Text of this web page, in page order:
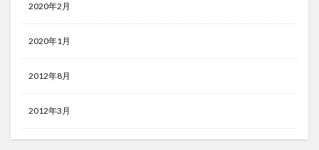
2020年2月
2020年1月
2012年8月
2012年3月